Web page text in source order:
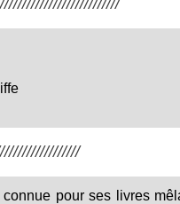
pour ses livres